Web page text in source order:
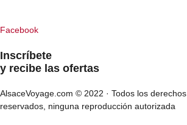
Facebook
Inscríbete
y recibe las ofertas
AlsaceVoyage.com © 2022 · Todos los derechos
reservados, ninguna reproducción autorizada